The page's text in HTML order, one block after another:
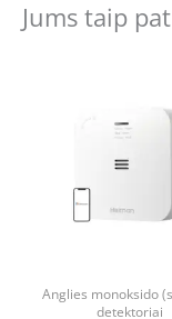
Jums taip
Anglies monoksido
detektoriai